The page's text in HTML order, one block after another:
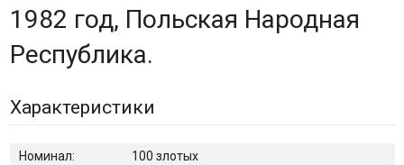
1982 год, Польская Народная
Республика.
Характеристики
Номинал:
100 злотых